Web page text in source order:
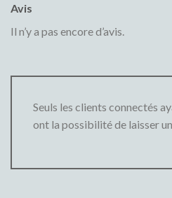
Avis
Il n’y a pas encore d’avis.
Seuls les clients connectés
ont la possibilité de laisser un